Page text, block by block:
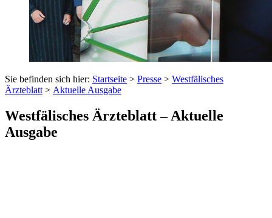
Sie befinden sich hier: Startseite > Presse > Westfälisches
Ärzteblatt > Aktuelle Ausgabe
Westfälisches Ärzteblatt – Aktuelle
Ausgabe